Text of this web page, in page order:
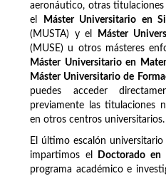
aeronáutico, otras
el
Máster Universitario en
(MUSTA) y el
Máster
(MUSE) u otros másteres
Máster Universitario en
Máster Universitario de
puedes acceder
previamente las titulaciones
en otros centros universitarios.
El último escalón
impartimos el
Doctorado en
programa académico e